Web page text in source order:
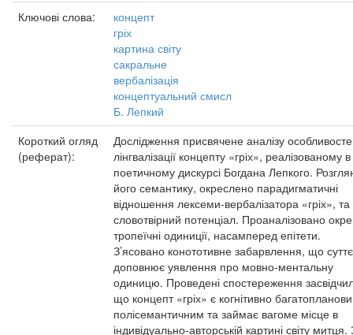
Ключові слова:
концепт
гріх
картина світу
сакральне
вербалізація
концептуальний смисл
Б. Лепкий
Короткий огляд
(реферат):
Дослідження присвячене аналізу
лінгвалізації концепту «гріх», реалізованому в
поетичному дискурсі Богдана Лепкого.
його семантику, окреслено парадигматичні
відношення лексеми-вербалізатора «гріх», та
словотвірний потенціал. Проаналізовано
тропеїчні одиниції, насамперед епітети.
З’ясовано конототивне забарвлення, що
доповнює уявлення про мовно-ментальну
одиницю. Проведені спостереження
що концепт «гріх» є когнітивно
полісемантичним та займає вагоме місце в
індивідуально-авторській картині світу митця.